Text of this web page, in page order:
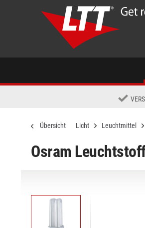
Übersicht Licht Leuchtmittel
Osram